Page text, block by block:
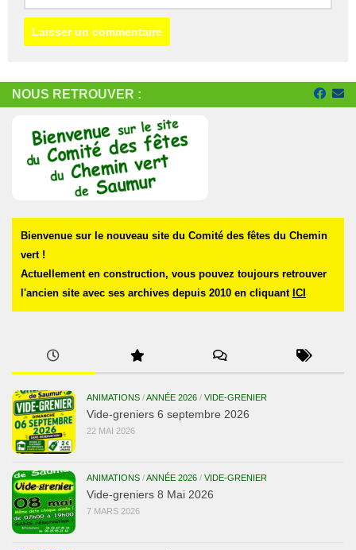
NOUS RETROUVER :
Bienvenue sur le nouveau site du Comité des fêtes du Chemin
vert !
Actuellement en construction, vous pouvez toujours retrouver
l'ancien site avec ses archives depuis 2010 en cliquant ICI
ANIMATIONS /ANNÉE 2026 / VIDE-GRENIER
Vide-greniers 6 septembre 2026
22 MAI 2026
ANIMATIONS /ANNÉE 2026 / VIDE-GRENIER
Vide-greniers 8 Mai 2026
7 MARS 2026